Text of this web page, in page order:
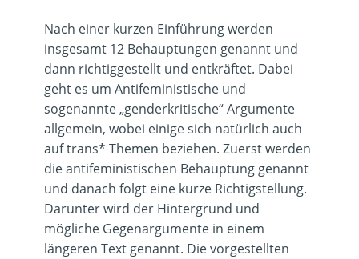
Nach einer kurzen Einführung werden
insgesamt 12 Behauptungen genannt und
dann richtiggestellt und entkräftet. Dabei
geht es um Antifeministische und
sogenannte „genderkritische“ Argumente
allgemein, wobei einige sich natürlich auch
auf trans* Themen beziehen. Zuerst werden
die antifeministischen Behauptung genannt
und danach folgt eine kurze Richtigstellung.
Darunter wird der Hintergrund und
mögliche Gegenargumente in einem
längeren Text genannt. Die vorgestellten